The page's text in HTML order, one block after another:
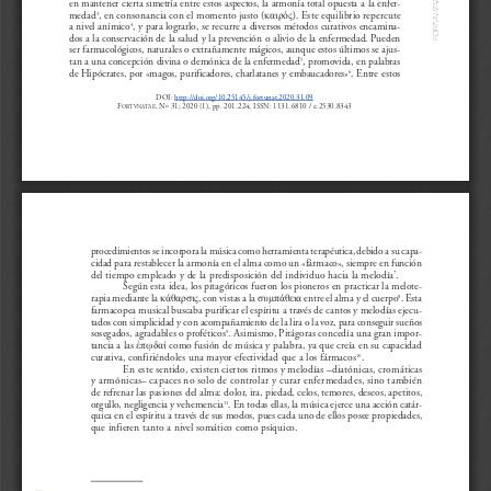
en mantener cierta simetría entre estos aspectos, la armonía total opuesta a la enfer-
medad
3, en consonancia con el momento justo (
). Este equilibrio repercute
a nivel anímico
4, y para lograrlo, se recurre a diversos métodos curativos encamina-
dos a la conservación de la salud y la prevención o alivio de la enfermedad. Pueden
ser farmacológicos, naturales o extrañamente mágicos, aunque estos últimos se ajus-
tan a una concepción divina o demónica de la enfermedad
5, promovida, en palabras
de Hipócrates, por «magos, purificadores, charlatanes y embaucadores»
6. Entre estos
R
T
V
N
A
T
A
FORTVNATAE , Nº 31; 2020 (1), pp. 201-224; ISSN: 1131-6810 / e-2530-8343
DOI: http://doi.org/10.25145/j.fortunat.2020.31.09
procedimientos se incorpora la música como herramienta terapéutica,debido a su capa-
cidad para restablecer la armonía en el alma como un «fármaco», siempre en función
del tiempo empleado y de la predisposición del individuo hacia la melodía 7.
Según esta idea, los pitagóricos fueron los pioneros en practicar la melote-
rapia mediante la
κάθαρσις
, con vistas a la
συμπάθεια
entre el alma y el cuerpo
8 . Esta
farmacopea musical buscaba purificar el espíritu a través de cantos y melodías ejecu-
tados con simplicidad y con acompañamiento de la lira o la voz, para conseguir sueños
sosegados, agradables o proféticos
9. Asimismo, Pitágoras concedía una gran impor-
tancia a las
ἐπῳδαί
como fusión de música y palabra, ya que creía en su capacidad
curativa, confiriéndoles una mayor efectividad que a los fármacos 10 .
En este sentido, existen ciertos ritmos y melodías –diatónicas, cromáticas
y armónicas– capaces no solo de controlar y curar enfermedades, sino también
de refrenar las pasiones del alma: dolor, ira, piedad, celos, temores, deseos, apetitos,
orgullo, negligencia y vehemencia
11. En todas ellas, la música ejerce una acción catár-
quica en el espíritu a través de sus modos, pues cada uno de ellos posee propiedades,
que infieren tanto a nivel somático como psíquico.